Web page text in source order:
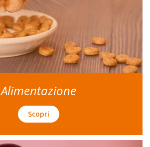
Alimentazione
Scopri